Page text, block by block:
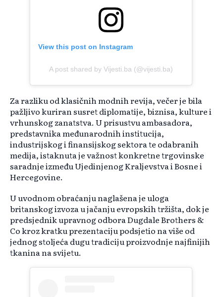
View this post on Instagram
A post shared by Vijesti.ba (@vijesti.ba)
Za razliku od klasičnih modnih revija, večer je bila
pažljivo kuriran susret diplomatije, biznisa, kulture i
vrhunskog zanatstva. U prisustvu ambasadora,
predstavnika međunarodnih institucija,
industrijskog i finansijskog sektora te odabranih
medija, istaknuta je važnost konkretne trgovinske
saradnje između Ujedinjenog Kraljevstva i Bosne i
Hercegovine.
U uvodnom obraćanju naglašena je uloga
britanskog izvoza u jačanju evropskih tržišta, dok je
predsjednik upravnog odbora Dugdale Brothers &
Co kroz kratku prezentaciju podsjetio na više od
jednog stoljeća dugu tradiciju proizvodnje najfinijih
tkanina na svijetu.